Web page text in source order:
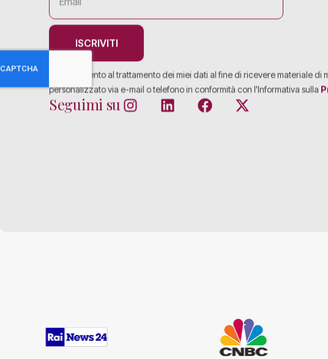
Acconsento al trattamento dei miei dati al fine di ricevere materiale di
personalizzato via e-mail o telefono in conformità con l'Informativa sulla
ISCRIVITI
Seguimi su